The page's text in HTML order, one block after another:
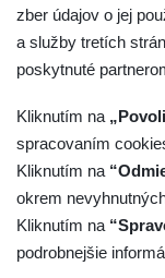
Otázky a
Ponúkame Vám
týkajúce sa
Každá z nižšie
na ktoré Vám
Akreditácia
zber údajov o jej
a služby tretích
poskytnuté
Kliknutím na
spracovaním
Kliknutím na
okrem
Kliknutím na
podrobnejšie